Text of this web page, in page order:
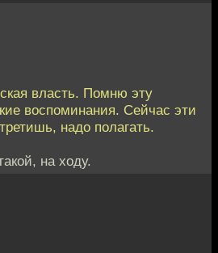
власть. Помню эту
воспоминания. Сейчас эти
надо полагать.
на ходу.